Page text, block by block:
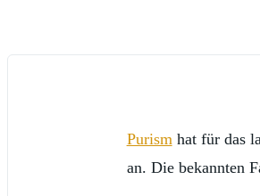
Purismhat für das
an. Die bekannten